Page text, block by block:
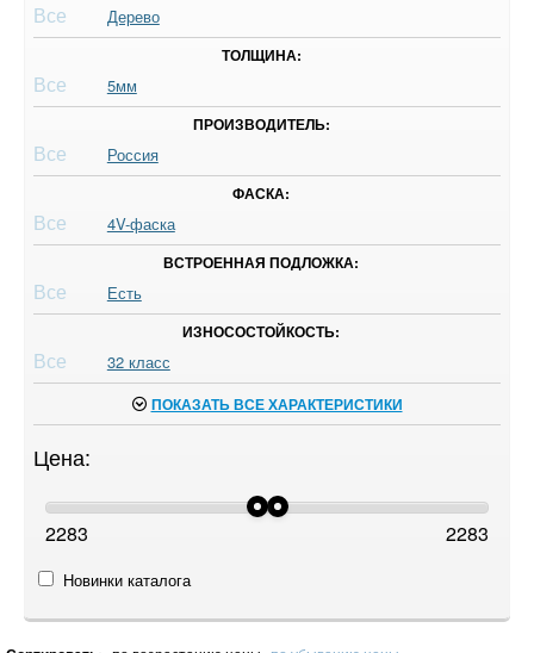
Все Дерево
ТОЛЩИНА:
Все 5мм
ПРОИЗВОДИТЕЛЬ:
Все Россия
ФАСКА:
Все 4V-фаска
ВСТРОЕННАЯ ПОДЛОЖКА:
Все Есть
ИЗНОСОСТОЙКОСТЬ:
Все 32 класс
ПОКАЗАТЬ ВСЕ ХАРАКТЕРИСТИКИ
Цена:
2283 2283
Новинки каталога